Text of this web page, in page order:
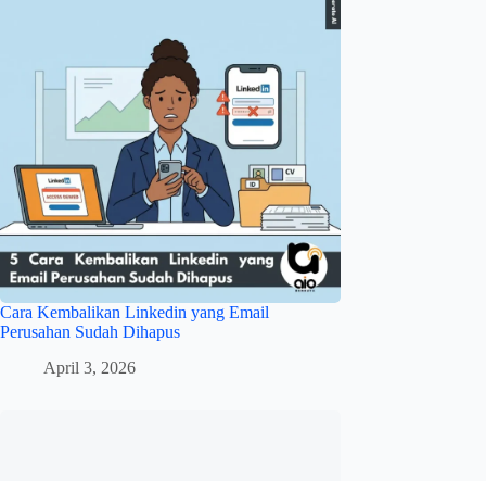
Cara Kembalikan Linkedin yang Email
Perusahan Sudah Dihapus
April 3, 2026